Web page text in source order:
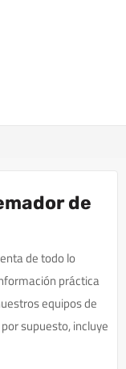
de
de todo lo
práctica
equipos de
supuesto, incluye